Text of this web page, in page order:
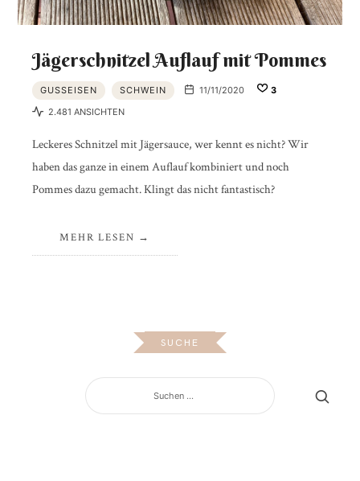
Jägerschnitzel Auflauf mit Pommes
GUSSEISEN SCHWEIN 11/11/2020
3
2.481 ANSICHTEN
Leckeres Schnitzel mit Jägersauce, wer kennt es nicht? Wir
haben das ganze in einem Auflauf kombiniert und noch
Pommes dazu gemacht. Klingt das nicht fantastisch?
MEHR LESEN
SUCHE
NACH: